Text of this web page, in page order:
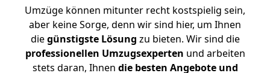
Umzüge können mitunter recht kostspielig sein,
aber keine Sorge, denn wir sind hier, um Ihnen
diegünstigste Lösung zu bieten. Wir sind die
professionellen Umzugsexperten und arbeiten
stets daran, Ihnen die besten Angebote und